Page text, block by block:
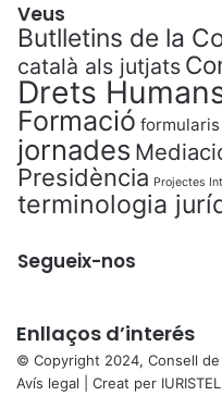
Veus
Butlletins de la
català als jutjats
Drets
Formació
jornades
Presidència Projectes
terminologia
Segueix-nos
Enllaços d’interés
© Copyright 2024, Consell de
Avís legal | Creat per IURISTEL